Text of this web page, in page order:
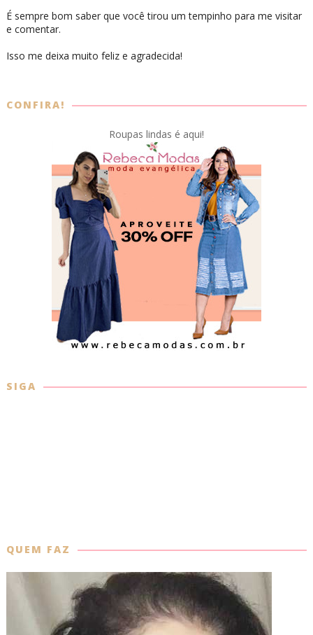
É sempre bom saber que você tirou um tempinho para me visitar
e comentar.
Isso me deixa muito feliz e agradecida!
CONFIRA!
Roupas lindas é aqui!
SIGA
QUEM FAZ